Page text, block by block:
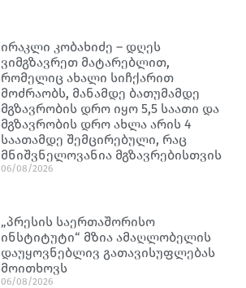
ირაკლი კობახიძე – დღეს
ვიმგზავრეთ მატარებლით,
რომელიც ახალი სიჩქარით
მოძრაობს, მანამდე ბათუმამდე
მგზავრობის დრო იყო 5,5 საათი და
მგზავრობის დრო ახლა არის 4
საათამდე შემცირებული, რაც
მნიშვნელოვანია მგზავრებისთვის
06/08/2026
„პრესის საერთაშორისო
ინსტიტუტი“ მზია ამაღლობელის
დაუყოვნებლივ გათავისუფლებას
მოითხოვს
06/08/2026